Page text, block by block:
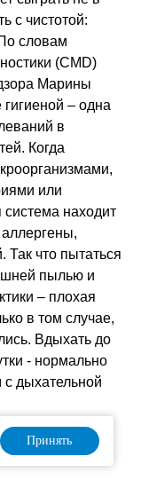
с чистотой:
словам
(CMD)
Марины
– одна
в
Когда
или
находит
что пытаться
пылью и
– плохая
в том случае,
Вдыхать до
- нормально
с дыхательной
Принять